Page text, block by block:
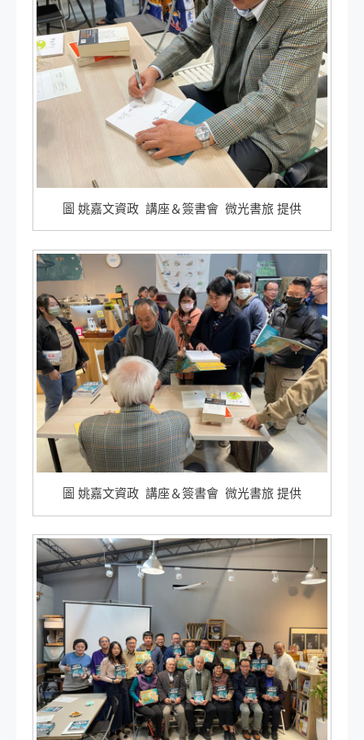
圖 姚嘉文資政 講座＆簽書會 微光書旅 提供
圖 姚嘉文資政 講座＆簽書會 微光書旅 提供